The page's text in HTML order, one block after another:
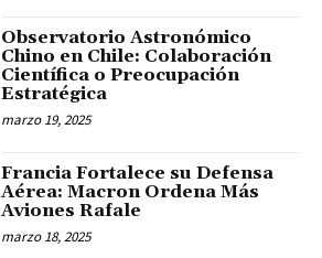
Observatorio Astronómico
Chino en Chile: Colaboración
Científica o Preocupación
Estratégica
marzo 19, 2025
Francia Fortalece su Defensa
Aérea: Macron Ordena Más
Aviones Rafale
marzo 18, 2025